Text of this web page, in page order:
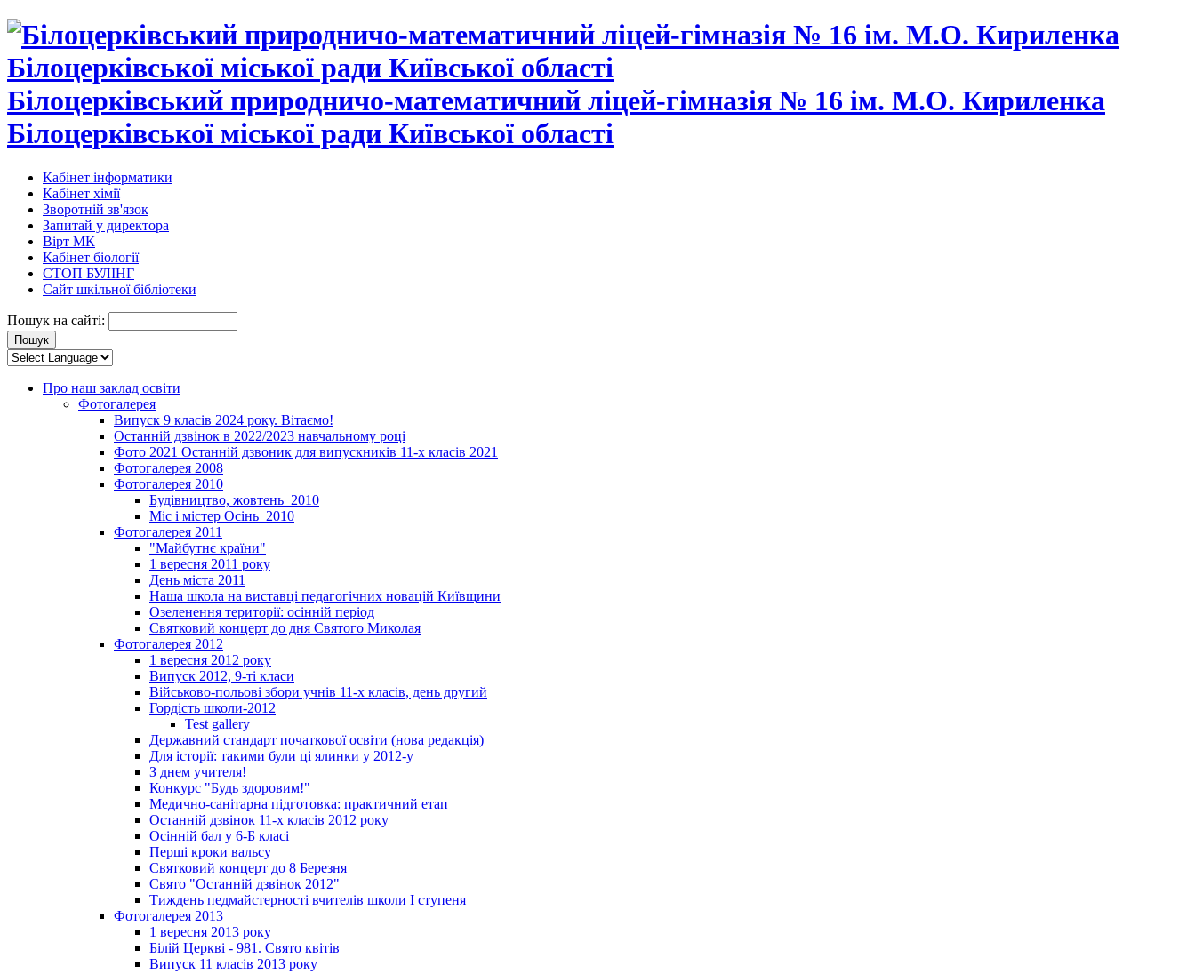
Білоцерківський природничо-математичний ліцей-гімназія № 16 ім. М.О. Кириленка
Білоцерківської міської ради Київської області
Кабінет інформатики
Кабінет хімії
Зворотній зв'язок
Запитай у директора
Вірт МК
Кабінет біології
СТОП БУЛІНГ
Сайт шкільної бібліотеки
Пошук на сайті:
Про наш заклад освіти
Фотогалерея
Випуск 9 класів 2024 року. Вітаємо!
Останній дзвінок в 2022/2023 навчальному році
Фото 2021 Останній дзвоник для випускників 11-х класів 2021
Фотогалерея 2008
Фотогалерея 2010
Будівництво, жовтень_2010
Міс і містер Осінь_2010
Фотогалерея 2011
"Майбутнє країни"
1 вересня 2011 року
День міста 2011
Наша школа на виставці педагогічних новацій Київщини
Озеленення території: осінній період
Святковий концерт до дня Святого Миколая
Фотогалерея 2012
1 вересня 2012 року
Випуск 2012, 9-ті класи
Військово-польові збори учнів 11-х класів, день другий
Гордість школи-2012
Test gallery
Державний стандарт початкової освіти (нова редакція)
Для історії: такими були ці ялинки у 2012-у
З днем учителя!
Конкурс "Будь здоровим!"
Медично-санітарна підготовка: практичний етап
Останній дзвінок 11-х класів 2012 року
Осінній бал у 6-Б класі
Перші кроки вальсу
Святковий концерт до 8 Березня
Свято "Останній дзвінок 2012"
Тиждень педмайстерності вчителів школи І ступеня
Фотогалерея 2013
1 вересня 2013 року
Білій Церкві - 981. Свято квітів
Випуск 11 класів 2013 року